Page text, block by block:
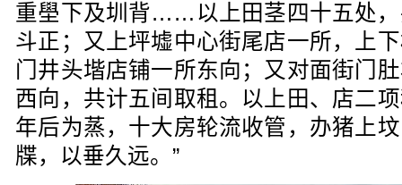
重壆下及圳背……以上田茎四十五处
斗正；又上坪墟中心街尾店一所，上
门井头堦店铺一所东向；又对面街门
西向，共计五间取租。以上田、店二
年后为蒸，十大房轮流收管，办猪上
牒，以垂久远。”